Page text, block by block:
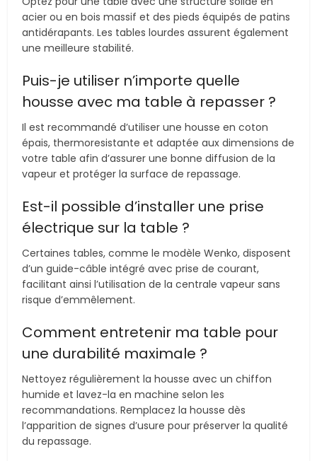
acier ou en bois massif et des pieds équipés de patins
antidérapants. Les tables lourdes assurent également
une meilleure stabilité.
Puis-je utiliser n’importe quelle
housse avec ma table à repasser ?
Il est recommandé d’utiliser une housse en coton
épais, thermoresistante et adaptée aux dimensions de
votre table afin d’assurer une bonne diffusion de la
vapeur et protéger la surface de repassage.
Est-il possible d’installer une prise
électrique sur la table ?
Certaines tables, comme le modèle Wenko, disposent
d’un guide-câble intégré avec prise de courant,
facilitant ainsi l’utilisation de la centrale vapeur sans
risque d’emmêlement.
Comment entretenir ma table pour
une durabilité maximale ?
Nettoyez régulièrement la housse avec un chiffon
humide et lavez-la en machine selon les
recommandations. Remplacez la housse dès
l’apparition de signes d’usure pour préserver la qualité
du repassage.